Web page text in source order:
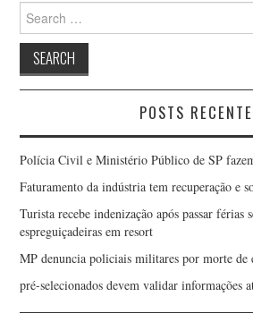
Search
for:
POSTS
Polícia Civil e Ministério Público de SP
Faturamento da indústria tem recuperação e
Turista recebe indenização após passar férias
espreguiçadeiras em resort
MP denuncia policiais militares por morte de
pré-selecionados devem validar informações